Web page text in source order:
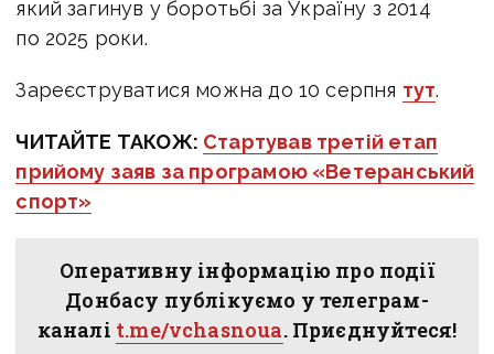
який загинув у боротьбі за Україну з 2014
по 2025 роки.
Зареєструватися можна до 10 серпня тут.
ЧИТАЙТЕ ТАКОЖ: Стартував третій етап
прийому заяв за програмою «Ветеранський
спорт»
Оперативну інформацію про події
Донбасу публікуємо у телеграм-
каналі t.me/vchasnoua. Приєднуйтеся!